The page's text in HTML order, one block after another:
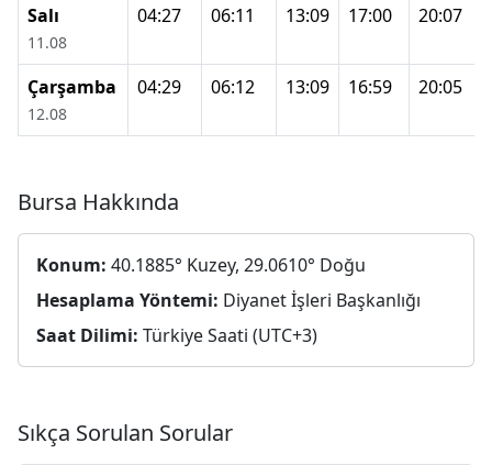
Salı
11.08
04:27 06:11 13:09 17:00 20:07
Çarşamba
12.08
04:29 06:12 13:09 16:59 20:05
Bursa Hakkında
Konum: 40.1885° Kuzey, 29.0610° Doğu
Hesaplama Yöntemi: Diyanet İşleri Başkanlığı
Saat Dilimi: Türkiye Saati (UTC+3)
Sıkça Sorulan Sorular